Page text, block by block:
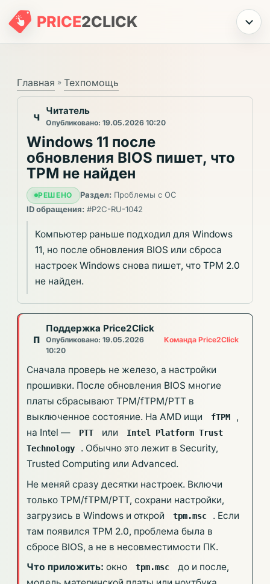
PRICE2CLICK Меню
Главная » Техпомощь
Ч
Читатель
Опубликовано: 19.05.2026 10:20
Windows 11 после
обновления BIOS пишет, что
TPM не найден
РЕШЕНО Раздел:Проблемы с ОС
ID обращения: #P2C-RU-1042
Компьютер раньше подходил для Windows
11, но после обновления BIOS или сброса
настроек Windows снова пишет, что TPM 2.0
не найден.
П
Поддержка Price2Click
Опубликовано: 19.05.2026
10:20
Команда Price2Click
Сначала проверь не железо, а настройки
прошивки. После обновления BIOS многие
платы сбрасывают TPM/fTPM/PTT в
выключенное состояние. На AMD ищи
fTPM
,
на Intel —
PTT или
Intel Platform Trust
Technology
. Обычно это лежит в Security,
Trusted Computing или Advanced.
Не меняй сразу десятки настроек. Включи
только TPM/fTPM/PTT, сохрани настройки,
загрузись в Windows и открой
tpm.msc
. Если
там появился TPM 2.0, проблема была в
сбросе BIOS, а не в несовместимости ПК.
Что приложить: окно tpm.msc
до и после,